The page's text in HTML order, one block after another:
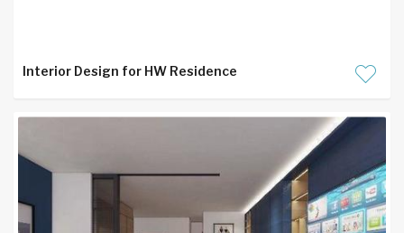
Interior Design for HW Residence